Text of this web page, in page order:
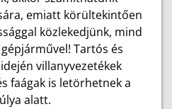
emiatt körültekintően
közlekedjünk, mind
Tartós és
villanyvezetékek
faágak is letörhetnek a
alatt.